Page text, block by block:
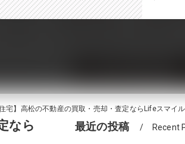
】高松の不動産の買取・売却・査定ならLifeスマイ
なら 最近の投稿 Recent